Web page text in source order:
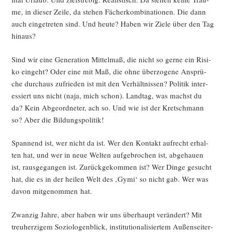
me, in die­ser Zei­le, da ste­hen Fächer­kom­bi­na­tio­nen. Die dann
auch ein­ge­tre­ten sind. Und heu­te? Haben wir Zie­le über den Tag
hinaus?
Sind wir eine Gene­ra­ti­on Mit­tel­maß, die nicht so ger­ne ein Risi­
ko ein­geht? Oder eine mit Maß, die ohne über­zo­ge­ne Ansprü­
che durch­aus zufrie­den ist mit den Ver­hält­nis­sen? Poli­tik inter­
es­siert uns nicht (naja, mich schon). Land­tag, was machst du
da? Kein Abge­ord­ne­ter, ach so. Und wie ist der Kret­sch­mann
so? Aber die Bildungspolitik!
Span­nend ist, wer nicht da ist. Wer den Kon­takt auf­recht erhal­
ten hat, und wer in neue Wel­ten auf­ge­bro­chen ist, abge­hau­en
ist, raus­ge­gan­gen ist. Zurück­ge­kom­men ist? Wer Din­ge gesucht
hat, die es in der hei­len Welt des ‚Gymi‘ so nicht gab. Wer was
davon mit­ge­nom­men hat.
Zwan­zig Jah­re, aber haben wir uns über­haupt ver­än­dert? Mit
treu­her­zi­gem Sozio­lo­gen­blick, insti­tu­tio­na­li­sier­tem Außen­sei­ter­